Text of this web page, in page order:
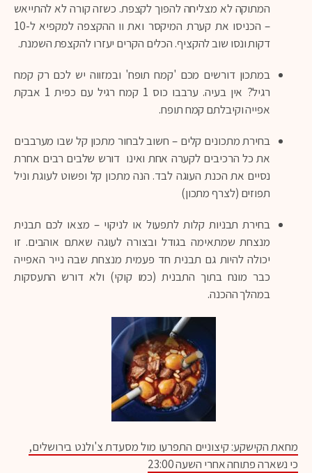
המתוקה לא מצליחה להפוך לקצפת. כשזה קורה לא להתייאש
– הכניסו את קערת המיקסר ואת וו ההקצפה למקפיא ל-10
דקות ונסו שוב להקציף. הכלים הקרים יעזרו להקצפת השמנת.
במתכון דורשים מכם 'קמח תופח' ובמזווה יש לכם רק קמח
רגיל? אין בעיה. ערבבו כוס 1 קמח רגיל עם כפית 1 אבקת
אפייה וקיבלתם קמח תופח.
בחירת מתכונים קלים – חשוב לבחור מתכון קל שבו מערבבים
את כל הרכיבים לקערה אחת ואינו דורש שלבים רבים אחרת
נסיים את הכנת העוגה לבד. הנה מתכון קל ופשוט לעוגת וניל
תפוזים (לצרף מתכון)
בחירת תבניות קלות לתפעול או לניקוי – מצאו לכם תבנית
מנצחת שמתאימה בגודל ובצורה לעוגה שאתם אוהבים. זו
יכולה להיות גם תבנית חד פעמית מנצחת שבה נייר האפייה
כבר מונח בתוך התבנית (כמו קוקי) ולא דורש התעסקות
במהלך ההכנה.
מחאת הקישקע: קיצוניים התפרעו מול מסעדת צ'ולנט בירושלים,
כי נשארה פתוחה אחרי השעה 23:00